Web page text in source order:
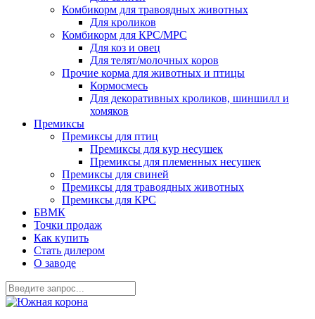
Комбикорм для травоядных животных
Для кроликов
Комбикорм для КРС/МРС
Для коз и овец
Для телят/молочных коров
Прочие корма для животных и птицы
Кормосмесь
Для декоративных кроликов, шиншилл и
хомяков
Премиксы
Премиксы для птиц
Премиксы для кур несушек
Премиксы для племенных несушек
Премиксы для свиней
Премиксы для травоядных животных
Премиксы для КРС
БВМК
Точки продаж
Как купить
Стать дилером
О заводе